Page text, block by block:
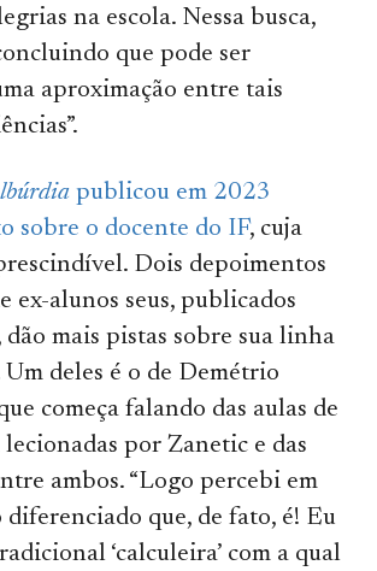
na escola. Nessa busca,
que pode ser
aproximação entre tais
publicou em 2023
sobre o docente do IF, cuja
Dois depoimentos
ex-alunos seus, publicados
mais pistas sobre sua linha
deles é o de Demétrio
começa falando das aulas de
por Zanetic e das
ambos. “Logo percebi em
diferenciado que, de fato, é! Eu
‘calculeira’ com a qual